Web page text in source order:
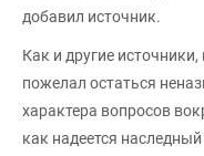
добавил источник.
Как и другие
пожелал остаться
характера вопросов
как надеется